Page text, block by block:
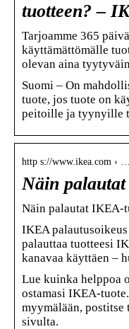
tuotteen? –
Tarjoamme 365
käyttämättömälle
olevan aina
Suomi – On
tuote, jos tuote on
peitoille ja tyynyille
http s://www.ikea.com ›
Näin
Näin palautat IKEA-
IKEA
palauttaa tuotteesi
kanavaa käyttäen –
Lue kuinka helppoa
ostamasi IKEA-
myymälään,
sivulta.